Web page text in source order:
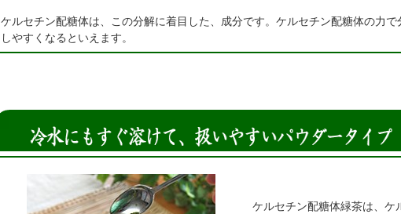
ケルセチン配糖体は、この分解に着目した、成分です。ケルセチン配糖体の力
しやすくなるといえます。
ケルセチン配糖体緑茶は、ケ